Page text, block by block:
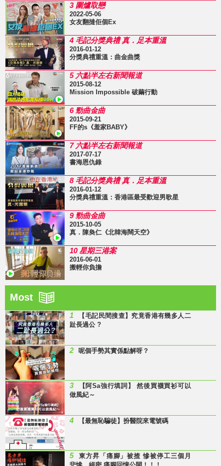
3 圍爐取戀
2022-05-06
女友翻撻佢個Ex
4 毛記分獎典禮 真．足本重溫
2016-01-12
分獎典禮重溫：曲金曲獎
5 六點半左右新聞報道
2015-08-12
Mission Impossible 破繭行動
6 勁曲金曲
2015-09-21
FF的s《羞家BABY》
7 六點半左右新聞報道
2017-07-17
書海恩仇錄
8 毛記分獎典禮 真．足本重溫
2016-01-12
分獎典禮重溫：香港區最受歡迎男歌星
9 勁曲金曲
2015-10-05
真．陳奐仁《北韓海闊天空》
10 星期三港案
2016-06-01
搬輕你負擔
Most
1
【毛記民間搜查】究竟香港有幾多人二
趾長過公 ?
2 呢個手勢其實係點解呀？
3
【阿Sa強行填詞】 然後買襪買衫可以
做風紀～
4 【最無恥騙徒】扮醫院來電號碼
5
東方昇「痛腳」被揸 慘被停工三個月